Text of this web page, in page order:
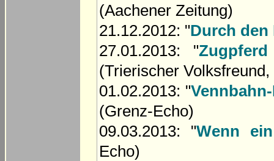
(Aachener Zeitung)
21.12.2012: "Durch den
27.01.2013: "
(Trierischer
01.02.2013: "
(Grenz-Echo)
09.03.2013: "Wenn
Echo)